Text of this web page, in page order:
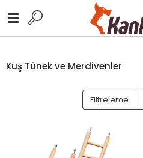
Kuş Tünek ve Merdivenler
Filtreleme